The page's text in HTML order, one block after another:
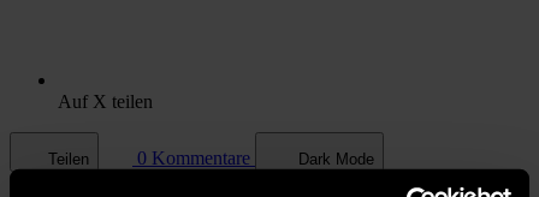
Auf X teilen
Teilen 0 Kommentare Dark Mode